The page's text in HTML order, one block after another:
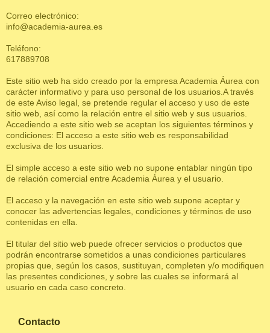
Correo electrónico:
info@academia-aurea.es
Teléfono:
617889708
Este sitio web ha sido creado por la empresa Academia Áurea con
carácter informativo y para uso personal de los usuarios.A través
de este Aviso legal, se pretende regular el acceso y uso de este
sitio web, así como la relación entre el sitio web y sus usuarios.
Accediendo a este sitio web se aceptan los siguientes términos y
condiciones: El acceso a este sitio web es responsabilidad
exclusiva de los usuarios.
El simple acceso a este sitio web no supone entablar ningún tipo
de relación comercial entre Academia Áurea y el usuario.
El acceso y la navegación en este sitio web supone aceptar y
conocer las advertencias legales, condiciones y términos de uso
contenidas en ella.
El titular del sitio web puede ofrecer servicios o productos que
podrán encontrarse sometidos a unas condiciones particulares
propias que, según los casos, sustituyan, completen y/o modifiquen
las presentes condiciones, y sobre las cuales se informará al
usuario en cada caso concreto.
Contacto